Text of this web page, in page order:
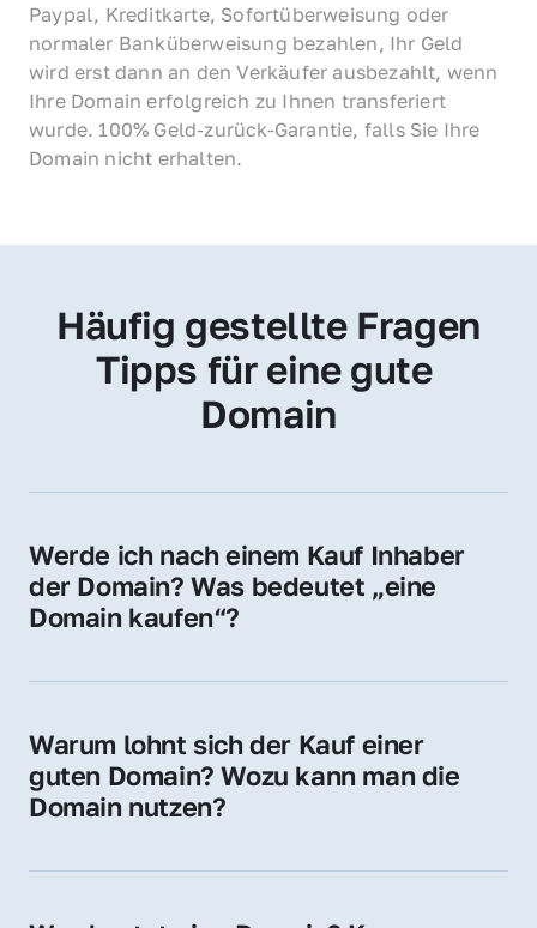
Paypal, Kreditkarte, Sofortüberweisung oder
normaler Banküberweisung bezahlen, Ihr Geld
wird erst dann an den Verkäufer ausbezahlt, wenn
Ihre Domain erfolgreich zu Ihnen transferiert
wurde. 100% Geld-zurück-Garantie, falls Sie Ihre
Domain nicht erhalten.
Häufig gestellte Fragen
Tipps für eine gute
Domain
Werde ich nach einem Kauf Inhaber
der Domain? Was bedeutet „eine
Domain kaufen“?
Sie erhalten alle Rechte zur Nutzung,
Domain.
Warum lohnt sich der Kauf einer
guten Domain? Wozu kann man die
Domain nutzen?
Vertrauen und Markenwert. Nutzen Sie sie